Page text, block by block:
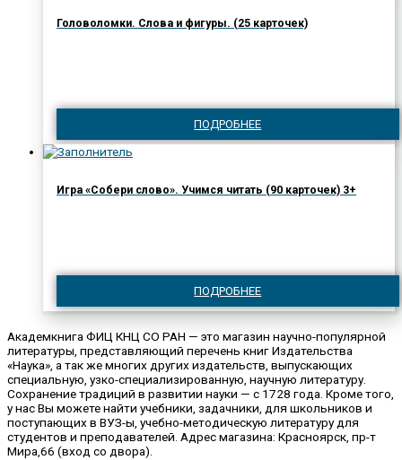
Головоломки. Слова и фигуры. (25 карточек)
ПОДРОБНЕЕ
Игра «Собери слово». Учимся читать (90 карточек) 3+
ПОДРОБНЕЕ
Академкнига ФИЦ КНЦ СО РАН — это магазин научно-популярной
литературы, представляющий перечень книг Издательства
«Наука», а так же многих других издательств, выпускающих
специальную, узко-специализированную, научную литературу.
Сохранение традиций в развитии науки — с 1728 года. Кроме того,
у нас Вы можете найти учебники, задачники, для школьников и
поступающих в ВУЗ-ы, учебно-методическую литературу для
студентов и преподавателей. Адрес магазина: Красноярск, пр-т
Мира,66 (вход со двора).